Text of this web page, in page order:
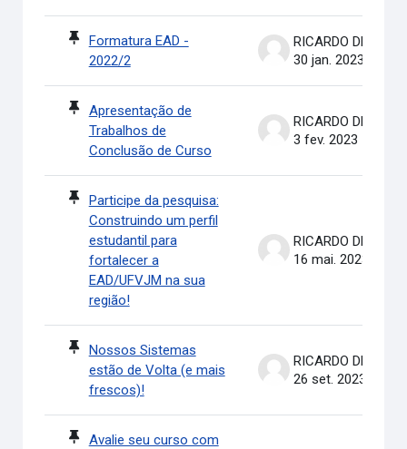
Formatura EAD -
2022/2
30 jan. 2023
Apresentação de
Trabalhos de
Conclusão de Curso
3 fev. 2023
Participe da pesquisa:
Construindo um perfil
estudantil para
fortalecer a
EAD/UFVJM na sua
região!
16 mai. 2023
Nossos Sistemas
estão de Volta (e mais
frescos)!
26 set. 2023
Avalie seu curso com